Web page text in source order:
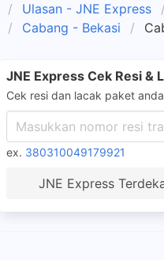
Ulasan - JNE Express
Cabang - Bekasi
JNE Express Cek Resi &
Cek resi dan lacak paket
ex. 380310049179921
JNE Express